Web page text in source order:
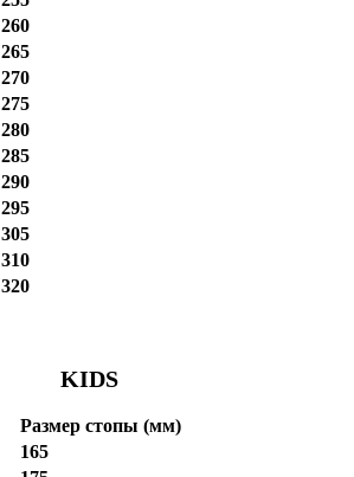
260
265
270
275
280
285
290
295
305
310
320
KIDS
Размер стопы (мм)
165